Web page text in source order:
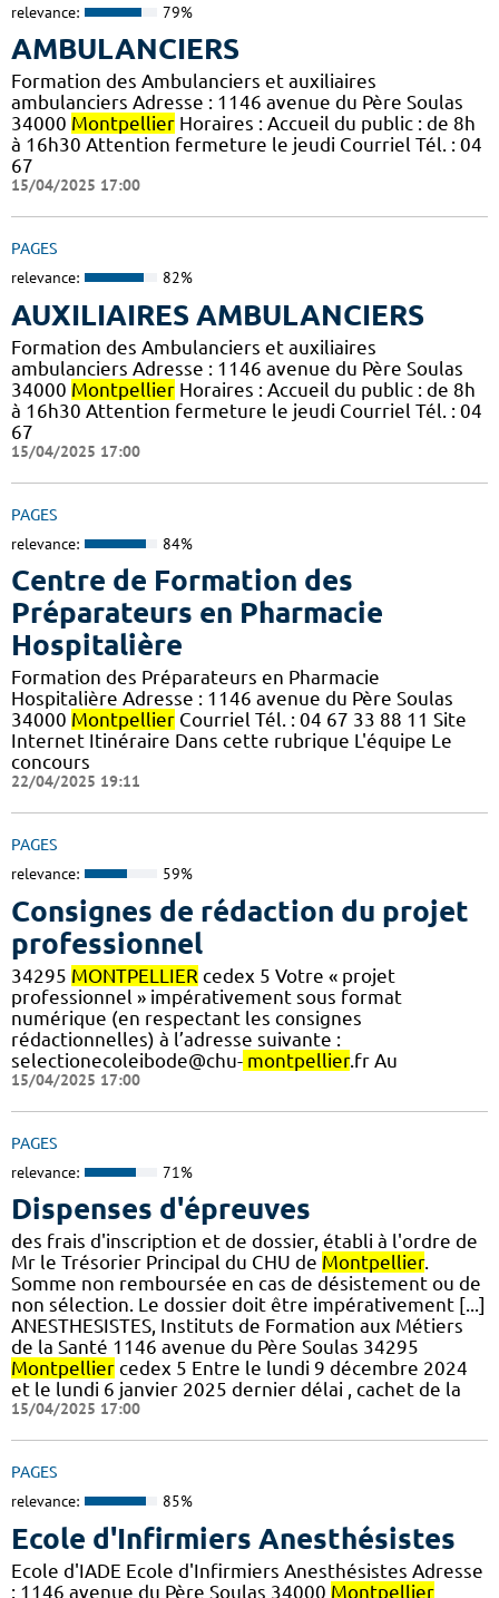
relevance: 79%
AMBULANCIERS
Formation des Ambulanciers et auxiliaires
ambulanciers Adresse : 1146 avenue du Père Soulas
34000 Montpellier Horaires : Accueil du public : de 8h
à 16h30 Attention fermeture le jeudi Courriel Tél. : 04
67
15/04/2025 17:00
PAGES
relevance: 82%
AUXILIAIRES AMBULANCIERS
Formation des Ambulanciers et auxiliaires
ambulanciers Adresse : 1146 avenue du Père Soulas
34000 Montpellier Horaires : Accueil du public : de 8h
à 16h30 Attention fermeture le jeudi Courriel Tél. : 04
67
15/04/2025 17:00
PAGES
relevance: 84%
Centre de Formation des
Préparateurs en Pharmacie
Hospitalière
Formation des Préparateurs en Pharmacie
Hospitalière Adresse : 1146 avenue du Père Soulas
34000 Montpellier Courriel Tél. : 04 67 33 88 11 Site
Internet Itinéraire Dans cette rubrique L'équipe Le
concours
22/04/2025 19:11
PAGES
relevance: 59%
Consignes de rédaction du projet
professionnel
34295 MONTPELLIER cedex 5 Votre « projet
professionnel » impérativement sous format
numérique (en respectant les consignes
rédactionnelles) à l’adresse suivante :
selectionecoleibode@chu- montpellier.fr Au
15/04/2025 17:00
PAGES
relevance: 71%
Dispenses d'épreuves
des frais d'inscription et de dossier, établi à l'ordre de
Mr le Trésorier Principal du CHU de Montpellier.
Somme non remboursée en cas de désistement ou de
non sélection. Le dossier doit être impérativement [...]
ANESTHESISTES, Instituts de Formation aux Métiers
de la Santé 1146 avenue du Père Soulas 34295
Montpellier cedex 5 Entre le lundi 9 décembre 2024
et le lundi 6 janvier 2025 dernier délai , cachet de la
15/04/2025 17:00
PAGES
relevance: 85%
Ecole d'Infirmiers Anesthésistes
Ecole d'IADE Ecole d'Infirmiers Anesthésistes Adresse
: 1146 avenue du Père Soulas 34000 Montpellier